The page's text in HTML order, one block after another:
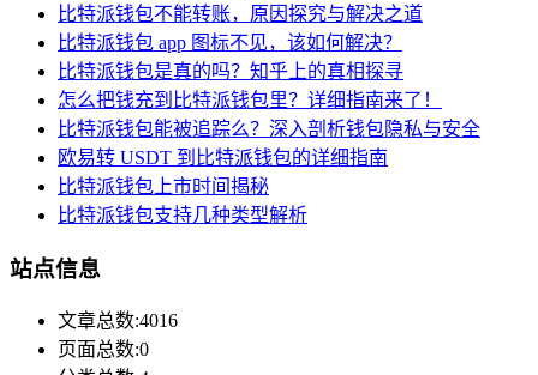
比特派钱包不能转账，原因探究与解决之道
比特派钱包 app 图标不见，该如何解决？
比特派钱包是真的吗？知乎上的真相探寻
怎么把钱充到比特派钱包里？详细指南来了！
比特派钱包能被追踪么？深入剖析钱包隐私与安全
欧易转 USDT 到比特派钱包的详细指南
比特派钱包上市时间揭秘
比特派钱包支持几种类型解析
站点信息
文章总数:4016
页面总数:0